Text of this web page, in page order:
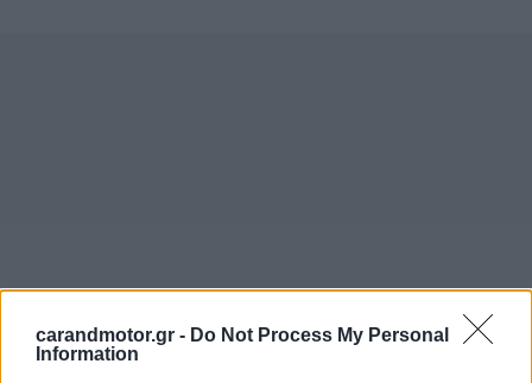
carandmotor.gr - Do Not Process My Personal
Information